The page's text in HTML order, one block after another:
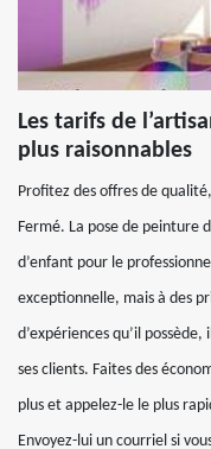
Les tarifs de
plus raisonnables
Profitez des offres de
Fermé. La pose de peinture
d’enfant pour le
exceptionnelle, mais à des
d’expériences qu’il
ses clients. Faites des
plus et appelez-le le plus
Envoyez-lui un courriel si